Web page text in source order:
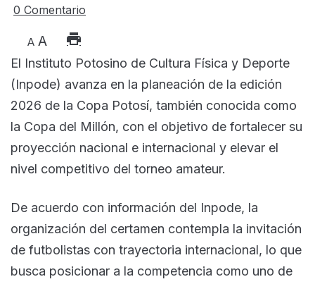
0 Comentario
A A
El Instituto Potosino de Cultura Física y Deporte
(Inpode) avanza en la planeación de la edición
2026 de la Copa Potosí, también conocida como
la Copa del Millón, con el objetivo de fortalecer su
proyección nacional e internacional y elevar el
nivel competitivo del torneo amateur.
De acuerdo con información del Inpode, la
organización del certamen contempla la invitación
de futbolistas con trayectoria internacional, lo que
busca posicionar a la competencia como uno de